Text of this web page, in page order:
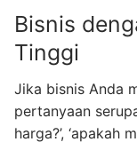
Bisnis
Tinggi
Jika bisnis Anda
pertanyaan
harga?’, ‘apakah